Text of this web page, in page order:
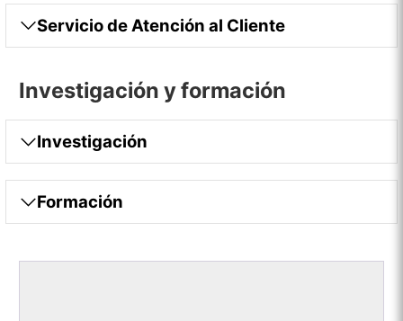
Servicio de Atención al Cliente
Investigación y formación
Investigación
Formación